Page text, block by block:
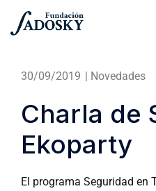
30/09/2019 | Novedades
Charla de
Ekoparty
El programa Seguridad en